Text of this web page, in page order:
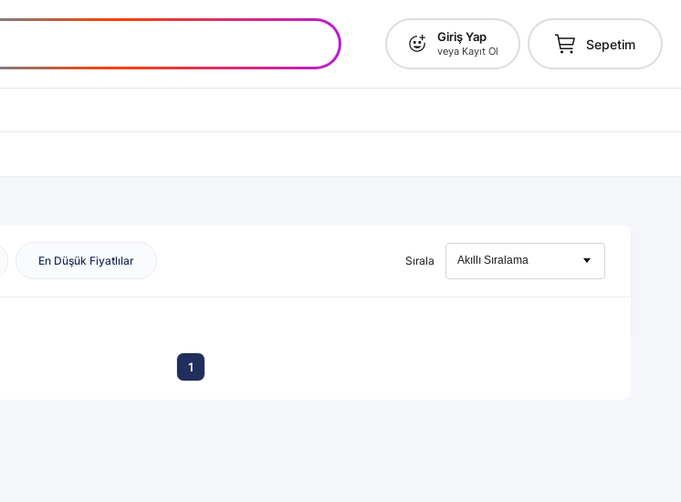
Giriş Yap
veya Kayıt Ol Sepetim
En Düşük Fiyatlılar Sırala
1